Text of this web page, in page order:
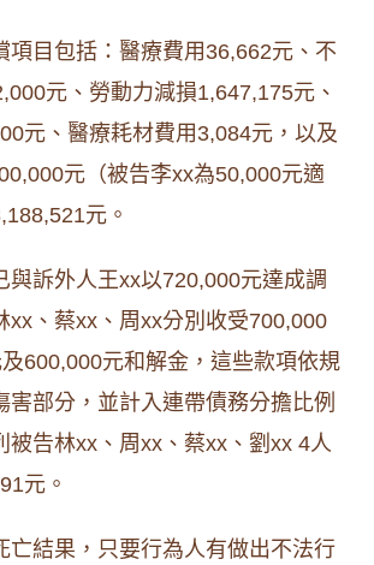
項目包括：醫療費用36,662元、不
元、勞動力減損1,647,175元、
元、醫療耗材費用3,084元，以及
元（被告李xx為50,000元適
元。
與訴外人王xx以720,000元達成調
xx、蔡xx、周xx分別收受700,000
600,000元和解金，這些款項依規
害部分，並計入連帶債務分擔比例
被告林xx、周xx、蔡xx、劉xx 4人
元。
亡結果，只要行為人有做出不法行